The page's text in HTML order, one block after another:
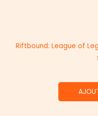
Riftbound: League of